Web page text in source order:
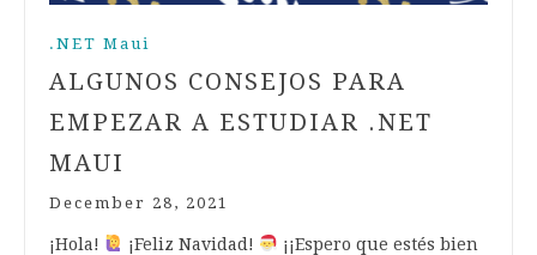
.NET Maui
ALGUNOS CONSEJOS PARA
EMPEZAR A ESTUDIAR .NET
MAUI
December 28, 2021
¡Hola! ¡Feliz Navidad!
¡¡Espero que estés bien